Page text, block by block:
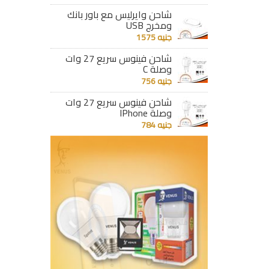
شاحن وايرليس مع باور بانك
ومخرج USB
جنيه 1575
شاحن فينوس سريع 27 وات
وصلة C
جنيه 756
شاحن فينوس سريع 27 وات
وصلة IPhone
جنيه 784